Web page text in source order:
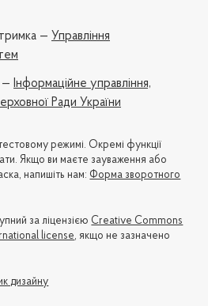
— Управління
— Інформаційне управління,
Ради України
режимі. Окремі функції
Якщо ви маєте зауваження або
напишіть нам: Форма зворотного
за ліцензією Creative Commons
license, якщо не зазначено
дизайну